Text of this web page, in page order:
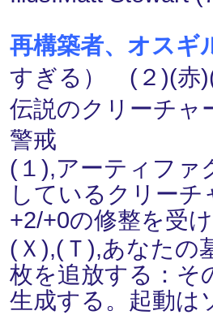
再構築者、オス
すぎる） (２)(赤
伝説のクリーチ
警戒
(１),アーティファ
しているクリー
+2/+0の修整を受け
(Ｘ),(Ｔ),あなたの
枚を追放する：そ
生成する。起動は